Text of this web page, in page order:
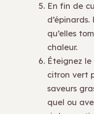
En fin de
d’épinards.
qu’elles
chaleur.
Éteignez
citron vert
saveurs
quel ou